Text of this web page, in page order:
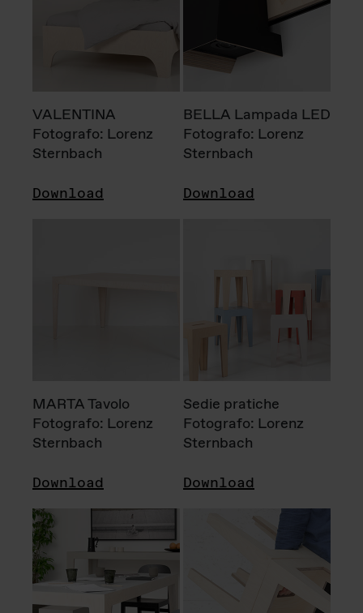
VALENTINA
Fotografo: Lorenz
Sternbach
Download
BELLA Lampada LED
Fotografo: Lorenz
Sternbach
Download
MARTA Tavolo
Fotografo: Lorenz
Sternbach
Download
Sedie pratiche
Fotografo: Lorenz
Sternbach
Download